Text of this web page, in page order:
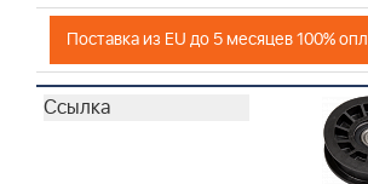
Поставка из EU до 5 месяцев 100%